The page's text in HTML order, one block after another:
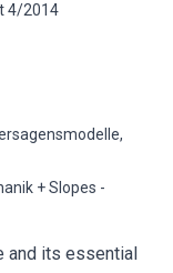
4/2014
+ Slopes -
and its essential